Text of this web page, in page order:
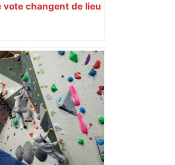
vote changent de lieu